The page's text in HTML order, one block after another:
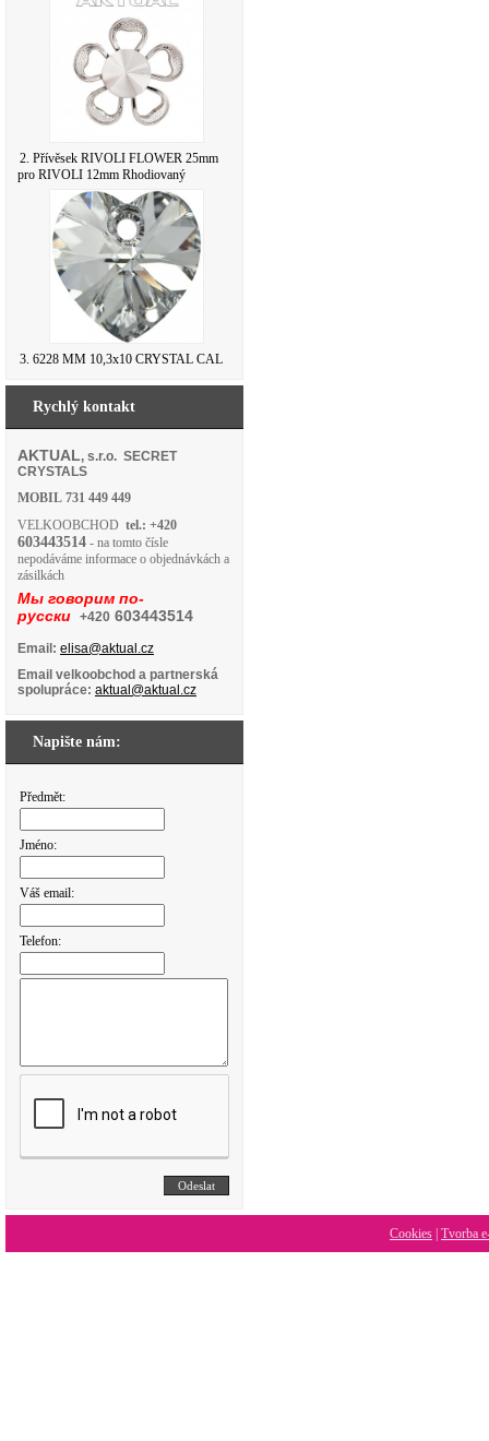
2. Přívěsek RIVOLI FLOWER 25mm
pro RIVOLI 12mm Rhodiovaný
3. 6228 MM 10,3x10 CRYSTAL CAL
Rychlý kontakt
AKTUAL, s.r.o. SECRET
CRYSTALS
MOBIL 731 449 449
VELKOOBCHOD tel.: +420
603443514 - na tomto čísle
nepodáváme informace o objednávkách a
zásilkách
Мы говорим по-
русски +420 603443514
Email: elisa@aktual.cz
Email velkoobchod a partnerská
spolupráce: aktual@aktual.cz
Napište nám:
Předmět:
Jméno:
Váš email:
Telefon:
Cookies Tvorba